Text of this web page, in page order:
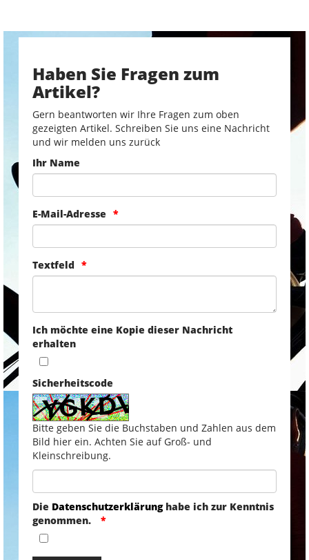
Haben Sie Fragen zum
Artikel?
Gern beantworten wir Ihre Fragen zum oben
gezeigten Artikel. Schreiben Sie uns eine Nachricht
und wir melden uns zurück
Ihr Name
E-Mail-Adresse
Textfeld
Ich möchte eine Kopie dieser Nachricht
erhalten
Sicherheitscode
Bitte geben Sie die Buchstaben und Zahlen aus dem
Bild hier ein. Achten Sie auf Groß- und
Kleinschreibung.
Die Datenschutzerklärunghabe ich zur Kenntnis
genommen.